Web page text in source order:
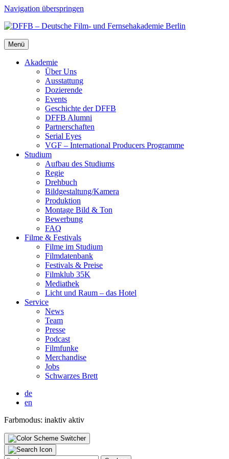
Navigation überspringen
Menü
Aka­de­mie
Über Uns
Aus­stat­tung
Dozie­ren­de
Events
Geschich­te der DFFB
DFFB Alum­ni
Part­ner­schaf­ten
Seri­al Eyes
VGF – Inter­na­tio­nal Pro­du­cers Pro­gram­me
Stu­di­um
Auf­bau des Stu­di­ums
Regie
Dreh­buch
Bildgestaltung/​​Kamera
Pro­duk­ti­on
Mon­ta­ge Bild & Ton
Bewer­bung
FAQ
Fil­me & Fes­ti­vals
Fil­me im Stu­di­um
Film­da­ten­bank
Fes­ti­vals & Prei­se
Film­klub 35K
Media­thek
Licht und Raum – das Hotel
Ser­vice
News
Team
Pres­se
Pod­cast
Film­fun­ke
Mer­chan­di­se
Jobs
Schwar­zes Brett
de
en
Farbmodus: inaktiv aktiv